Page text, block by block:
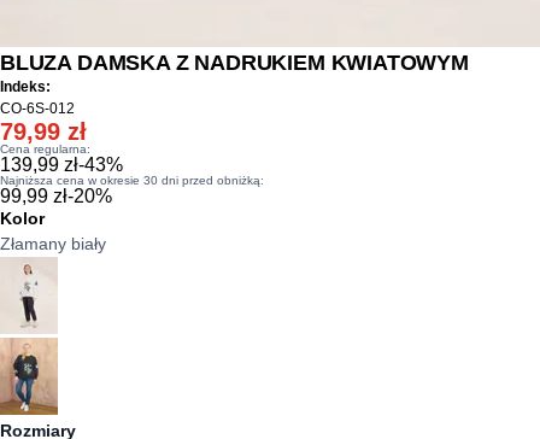
BLUZA DAMSKA Z NADRUKIEM KWIATOWYM
Indeks:
CO-6S-012
79,99 zł
Cena regularna:
139,99 zł-43%
Najniższa cena w okresie 30 dni przed obniżką:
99,99 zł-20%
Kolor
Złamany biały
Rozmiary